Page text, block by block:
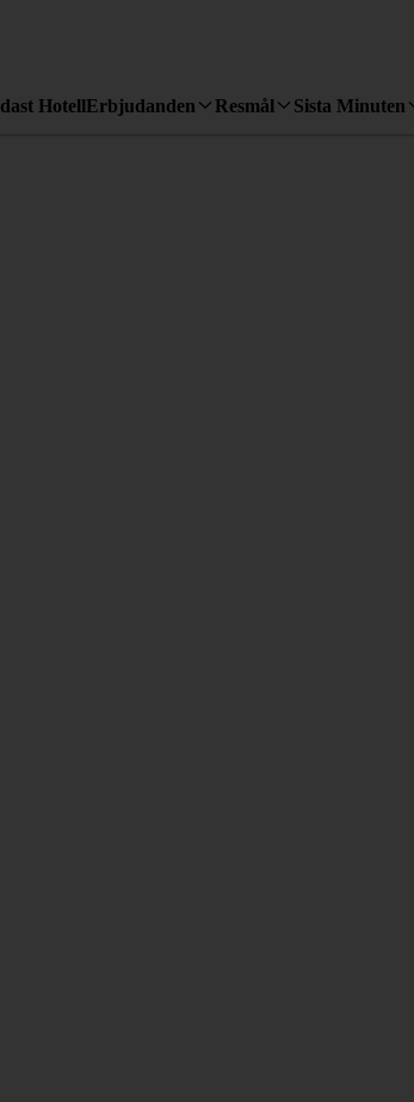
HotellErbjudanden Resmål Sista Minuten